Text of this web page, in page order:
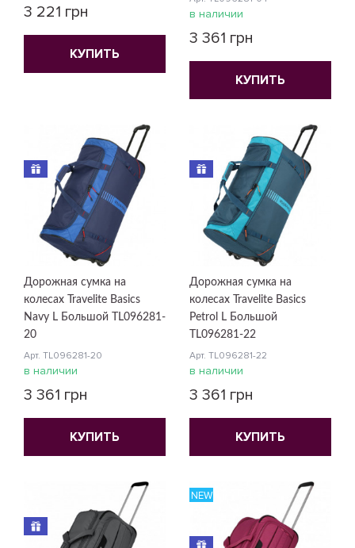
3 221 грн
КУПИТЬ
в наличии
3 361 грн
КУПИТЬ
Дорожная сумка на
колесах Travelite Basics
Navy L Большой TL096281-
20
Арт. TL096281-20
в наличии
3 361 грн
КУПИТЬ
Дорожная сумка на
колесах Travelite Basics
Petrol L Большой
TL096281-22
Арт. TL096281-22
в наличии
3 361 грн
КУПИТЬ
NEW